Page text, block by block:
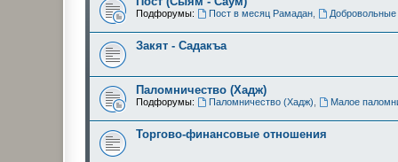
Подфорумы: Пост в месяц Рамадан,
Закят - Cадакъа
Паломничество (Хадж)
Подфорумы: Паломничество (Хадж) Малое
Торгово-финансовые отношения